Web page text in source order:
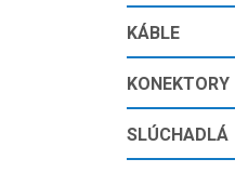
KÁBLE
KONEKTORY
SLÚCHADLÁ